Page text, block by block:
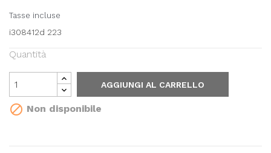
Tasse incluse
i308412d 223
Quantità
AGGIUNGI AL CARRELLO
 Non disponibile